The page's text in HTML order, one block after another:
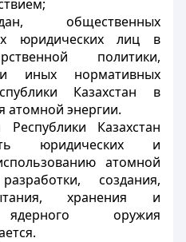
общественных
юридических лиц в
политики,
иных нормативных
Казахстан в
атомной энергии.
Казахстан
юридических и
атомной
создания,
хранения и
ядерного оружия